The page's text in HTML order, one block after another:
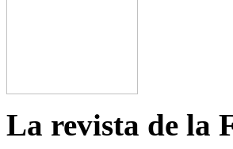
La revista de la